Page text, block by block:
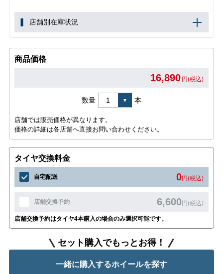
店舗別在庫状況
商品価格
16,890 円(税込)
数量 本
店舗では販売価格が異なります。
価格の詳細は各店舗へ直接お問い合わせください。
タイヤ交換料金
自宅配送 0円(税込)
店舗交換予約 6,600円(税込)
店舗交換予約はタイヤ4本購入の場合のみ選択可能です。
セット購入でもっとお得！
一緒に購入するホイールを探す